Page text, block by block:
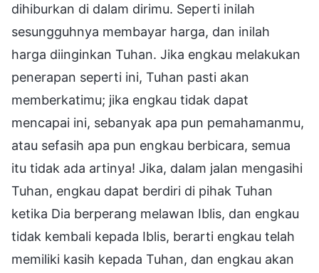
dihiburkan di dalam dirimu. Seperti inilah
sesungguhnya membayar harga, dan inilah
harga diinginkan Tuhan. Jika engkau melakukan
penerapan seperti ini, Tuhan pasti akan
memberkatimu; jika engkau tidak dapat
mencapai ini, sebanyak apa pun pemahamanmu,
atau sefasih apa pun engkau berbicara, semua
itu tidak ada artinya! Jika, dalam jalan mengasihi
Tuhan, engkau dapat berdiri di pihak Tuhan
ketika Dia berperang melawan Iblis, dan engkau
tidak kembali kepada Iblis, berarti engkau telah
memiliki kasih kepada Tuhan, dan engkau akan